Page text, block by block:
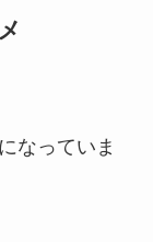
なっていま